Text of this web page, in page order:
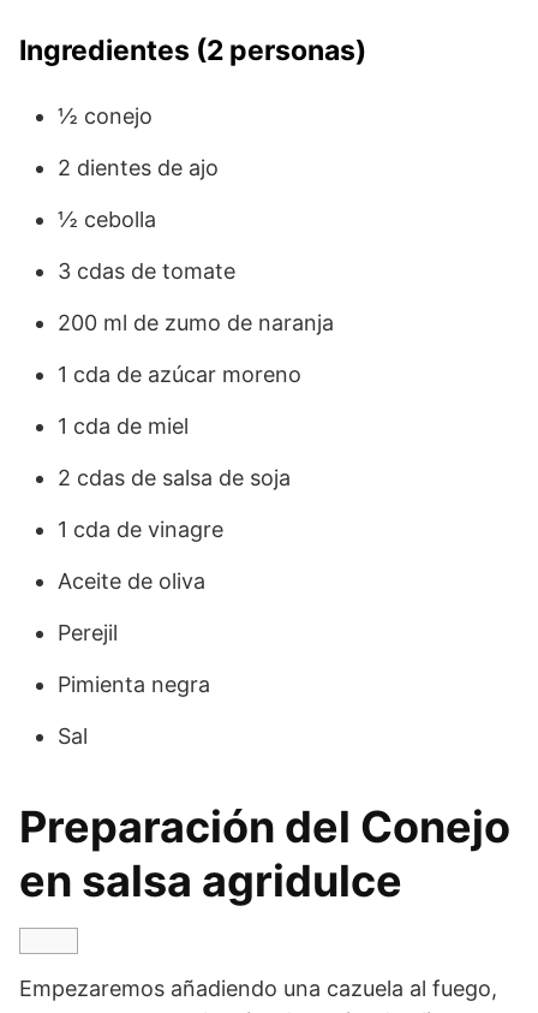
Ingredientes (2 personas)
½ conejo
2 dientes de ajo
½ cebolla
3 cdas de tomate
200 ml de zumo de naranja
1 cda de azúcar moreno
1 cda de miel
2 cdas de salsa de soja
1 cda de vinagre
Aceite de oliva
Perejil
Pimienta negra
Sal
Preparación del Conejo
en salsa agridulce
Empezaremos añadiendo una cazuela al fuego,